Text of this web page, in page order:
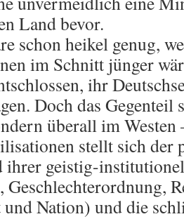
Land bevor.
schon heikel genug,
im Schnitt jünger
ihr
Doch das Gegenteil
überall im
stellt sich der
geistig-
Geschlechterordnung,
und Nation) und die